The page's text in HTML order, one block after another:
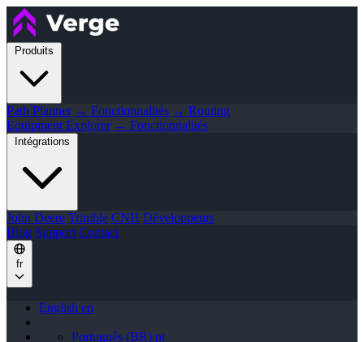
Produits
Path Planner → Fonctionnalités → Routing
Equipment Explorer → Fonctionnalités
Intégrations
John Deere Trimble CNH Développeurs
Blog Support Contact
fr
English en
Português (BR) pt